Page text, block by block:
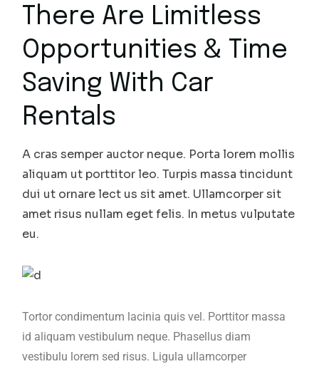
There Are Limitless
Opportunities & Time
Saving With Car
Rentals
A cras semper auctor neque. Porta lorem mollis
aliquam ut porttitor leo. Turpis massa tincidunt
dui ut ornare lect us sit amet. Ullamcorper sit
amet risus nullam eget felis. In metus vulputate
eu.
Tortor condimentum lacinia quis vel. Porttitor massa
id aliquam vestibulum neque. Phasellus diam
vestibulu lorem sed risus. Ligula ullamcorper